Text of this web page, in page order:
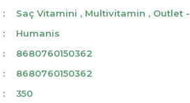
Saç Vitamini , Multivitamin , Outlet
Humanis
8680760150362
8680760150362
350